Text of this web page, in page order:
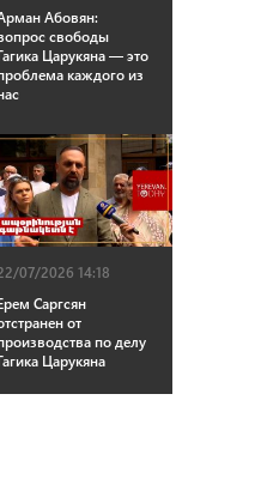
Абовян:
свободы
Царукяна — это
каждого из
07/2026 14:18
Саргсян
от
по делу
Царукяна